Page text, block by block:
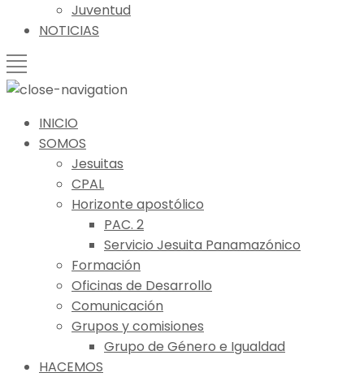
Juventud
NOTICIAS
INICIO
SOMOS
Jesuitas
CPAL
Horizonte apostólico
PAC. 2
Servicio Jesuita Panamazónico
Formación
Oficinas de Desarrollo
Comunicación
Grupos y comisiones
Grupo de Género e Igualdad
HACEMOS